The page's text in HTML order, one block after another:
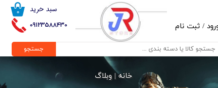
09123588430
۰ سبد خرید
/ ثبت نام
حساب کاربری من
تغییر گذر واژه
جستجو
خانه |وبلاگ